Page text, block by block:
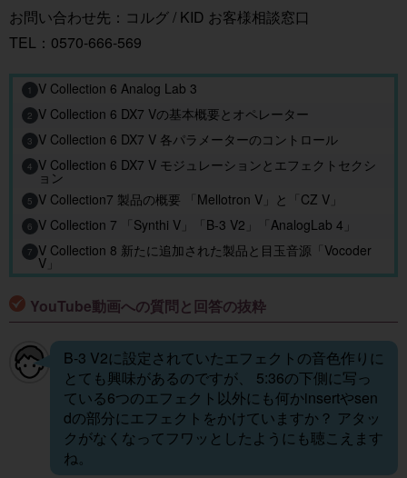
お問い合わせ先：コルグ / KID お客様相談窓口
TEL：0570-666-569
1 V Collection 6 Analog Lab 3
2 V Collection 6 DX7 Vの基本概要とオペレーター
3 V Collection 6 DX7 V 各パラメーターのコントロール
4 V Collection 6 DX7 V モジュレーションとエフェクトセクシ
ョン
5 V Collection7 製品の概要 「Mellotron V」と「CZ V」
6 V Collection 7 「Synthi V」「B-3 V2」「AnalogLab 4」
7 V Collection 8 新たに追加された製品と目玉音源「Vocoder
V」
YouTube動画への質問と回答の抜粋
B-3 V2に設定されていたエフェクトの音色作りに
とても興味があるのですが、 5:36の下側に写っ
ている6つのエフェクト以外にも何かinsertやsen
dの部分にエフェクトをかけていますか？ アタッ
クがなくなってフワッとしたようにも聴こえます
ね。